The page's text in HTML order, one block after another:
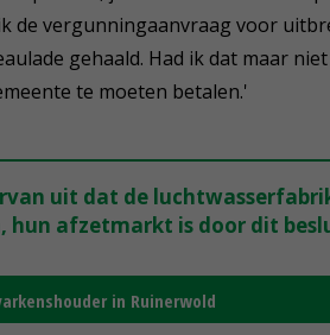
de vergunningaanvraag voor
gehaald. Had ik dat maar
te moeten betalen.'
uit dat de
hun afzetmarkt is door dit
in Ruinerwold